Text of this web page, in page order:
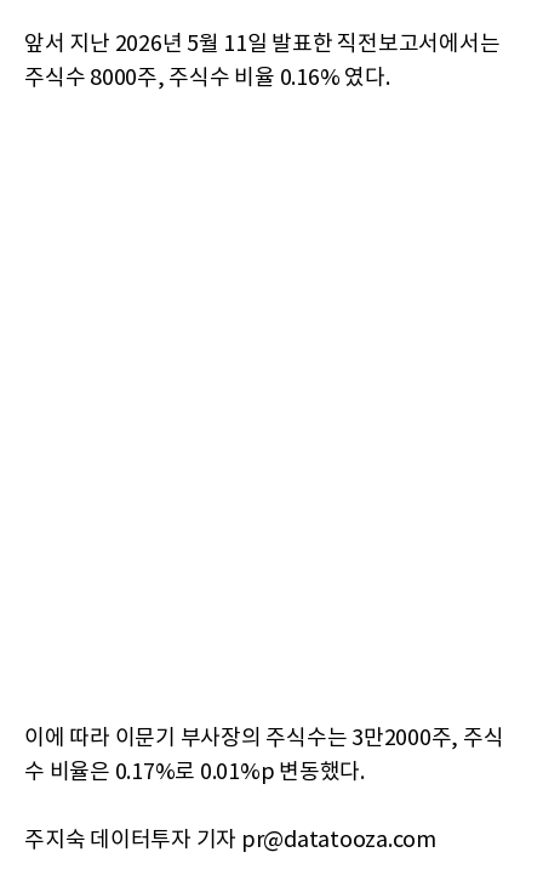
앞서 지난 2026년 5월 11일 발표한 직전보고서에서는
주식수 8000주, 주식수 비율 0.16% 였다.
이에 따라 이문기 부사장의 주식수는 3만2000주, 주식
수 비율은 0.17%로 0.01%p 변동했다.
주지숙 데이터투자 기자 pr@datatooza.com